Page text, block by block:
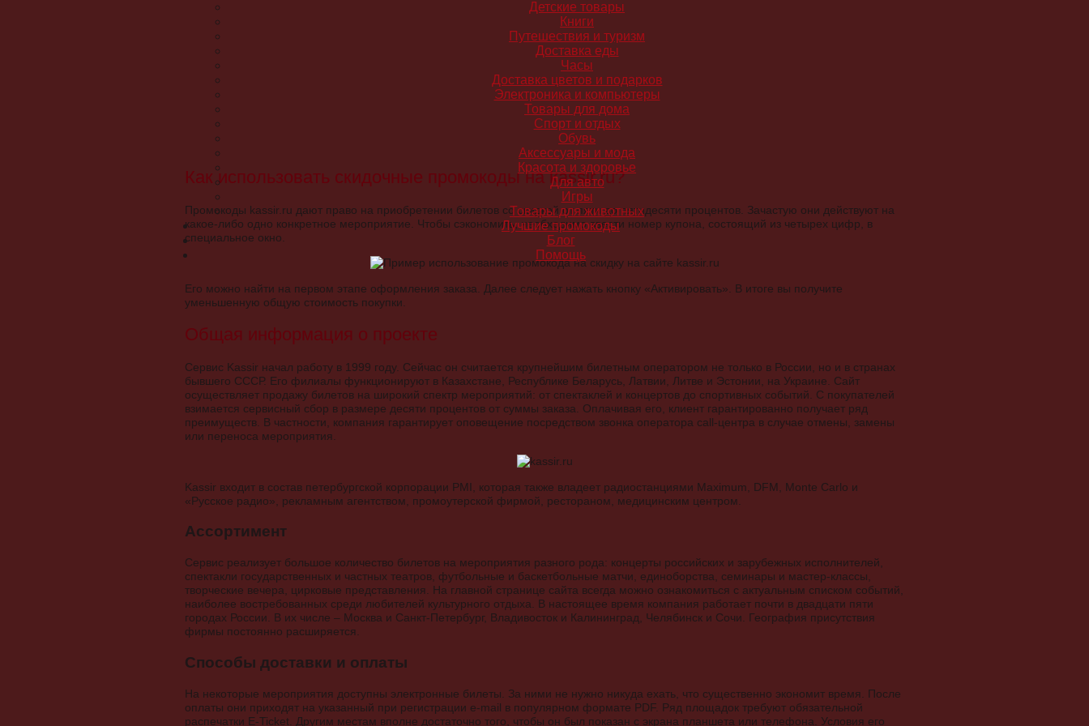
Как использовать скидочные промокоды на kassir.ru?
Промокоды kassir.ru дают право на приобретении билетов со скидкой от пяти до пятидесяти процентов. Зачастую они действуют на
какое-либо одно конкретное мероприятие. Чтобы сэкономить, необходимо ввести номер купона, состоящий из четырех цифр, в
специальное окно.
Его можно найти на первом этапе оформления заказа. Далее следует нажать кнопку «Активировать». В итоге вы получите
уменьшенную общую стоимость покупки.
Общая информация о проекте
Сервис Kassir начал работу в 1999 году. Сейчас он считается крупнейшим билетным оператором не только в России, но и в странах
бывшего СССР. Его филиалы функционируют в Казахстане, Республике Беларусь, Латвии, Литве и Эстонии, на Украине. Сайт
осуществляет продажу билетов на широкий спектр мероприятий: от спектаклей и концертов до спортивных событий. С покупателей
взимается сервисный сбор в размере десяти процентов от суммы заказа. Оплачивая его, клиент гарантированно получает ряд
преимуществ. В частности, компания гарантирует оповещение посредством звонка оператора call-центра в случае отмены, замены
или переноса мероприятия.
Kassir входит в состав петербургской корпорации PMI, которая также владеет радиостанциями Maximum, DFM, Monte Carlo и
«Русское радио», рекламным агентством, промоутерской фирмой, рестораном, медицинским центром.
Ассортимент
Сервис реализует большое количество билетов на мероприятия разного рода: концерты российских и зарубежных исполнителей,
спектакли государственных и частных театров, футбольные и баскетбольные матчи, единоборства, семинары и мастер-классы,
творческие вечера, цирковые представления. На главной странице сайта всегда можно ознакомиться с актуальным списком событий,
наиболее востребованных среди любителей культурного отдыха. В настоящее время компания работает почти в двадцати пяти
городах России. В их числе – Москва и Санкт-Петербург, Владивосток и Калининград, Челябинск и Сочи. География присутствия
фирмы постоянно расширяется.
Способы доставки и оплаты
На некоторые мероприятия доступны электронные билеты. За ними не нужно никуда ехать, что существенно экономит время. После
оплаты они приходят на указанный при регистрации e-mail в популярном формате PDF. Ряд площадок требуют обязательной
распечатки E-Ticket. Другим местам вполне достаточно того, чтобы он был показан с экрана планшета или телефона. Условия его
Детские товары
Книги
Путешествия и туризм
Доставка еды
Часы
Доставка цветов и подарков
Электроника и компьютеры
Товары для дома
Спорт и отдых
Обувь
Аксессуары и мода
Красота и здоровье
Для авто
Игры
Товары для животных
Лучшие промокоды
Блог
Помощь